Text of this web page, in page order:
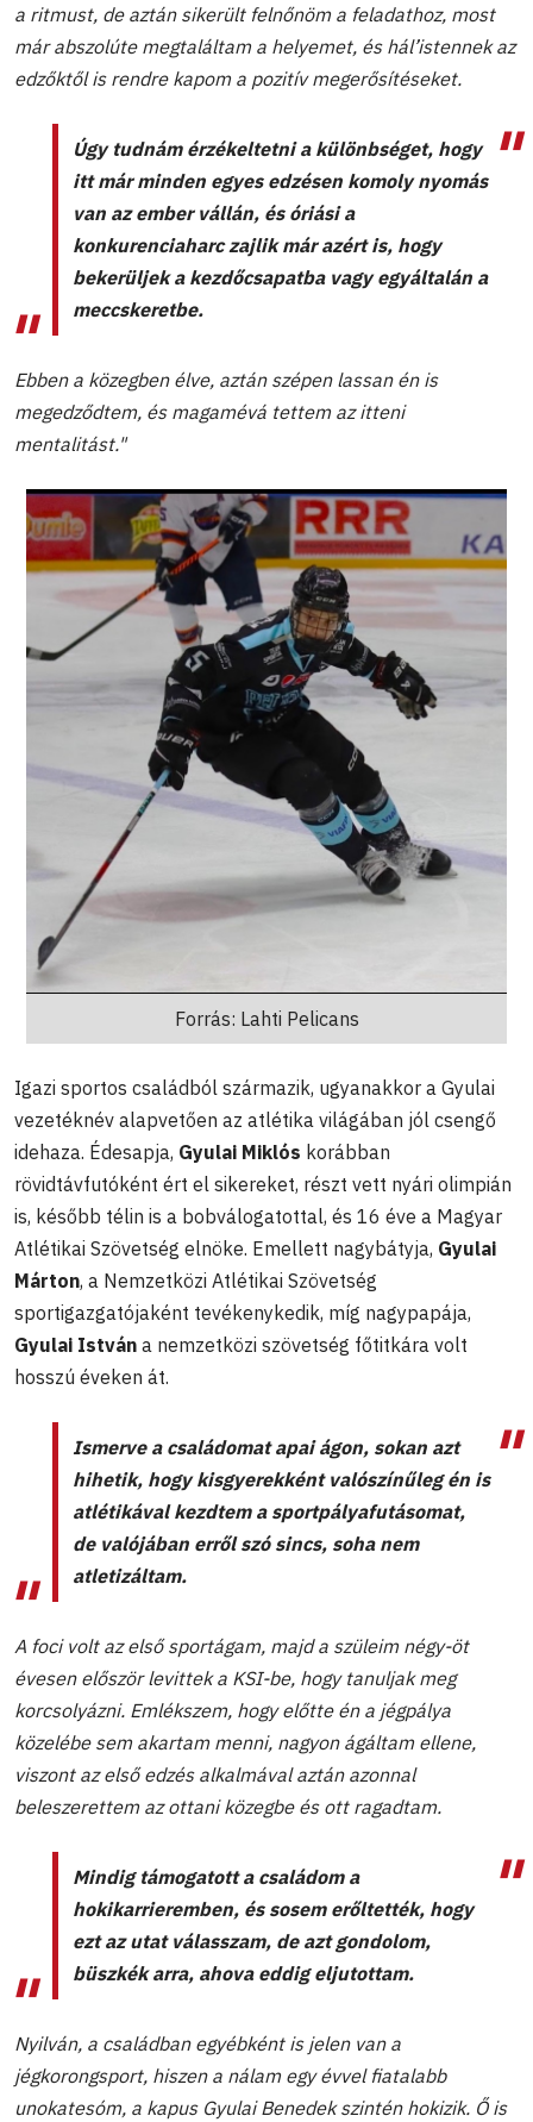
a ritmust, de aztán sikerült felnőnöm a feladathoz, most
már abszolúte megtaláltam a helyemet, és hál’istennek az
edzőktől is rendre kapom a pozitív megerősítéseket.
Úgy tudnám érzékeltetni a különbséget, hogy
itt már minden egyes edzésen komoly nyomás
van az ember vállán, és óriási a
konkurenciaharc zajlik már azért is, hogy
bekerüljek a kezdőcsapatba vagy egyáltalán a
meccskeretbe.
Ebben a közegben élve, aztán szépen lassan én is
megedződtem, és magamévá tettem az itteni
mentalitást."
Forrás: Lahti Pelicans
Igazi sportos családból származik, ugyanakkor a Gyulai
vezetéknév alapvetően az atlétika világában jól csengő
idehaza. Édesapja, Gyulai Miklós korábban
rövidtávfutóként ért el sikereket, részt vett nyári olimpián
is, később télin is a bobválogatottal, és 16 éve a Magyar
Atlétikai Szövetség elnöke. Emellett nagybátyja, Gyulai
Márton, a Nemzetközi Atlétikai Szövetség
sportigazgatójaként tevékenykedik, míg nagypapája,
Gyulai István a nemzetközi szövetség főtitkára volt
hosszú éveken át.
Ismerve a családomat apai ágon, sokan azt
hihetik, hogy kisgyerekként valószínűleg én is
atlétikával kezdtem a sportpályafutásomat,
de valójában erről szó sincs, soha nem
atletizáltam.
A foci volt az első sportágam, majd a szüleim négy-öt
évesen először levittek a KSI-be, hogy tanuljak meg
korcsolyázni. Emlékszem, hogy előtte én a jégpálya
közelébe sem akartam menni, nagyon ágáltam ellene,
viszont az első edzés alkalmával aztán azonnal
beleszerettem az ottani közegbe és ott ragadtam.
Mindig támogatott a családom a
hokikarrieremben, és sosem erőltették, hogy
ezt az utat válasszam, de azt gondolom,
büszkék arra, ahova eddig eljutottam.
Nyilván, a családban egyébként is jelen van a
jégkorongsport, hiszen a nálam egy évvel fiatalabb
unokatesóm, a kapus Gyulai Benedek szintén hokizik. Ő is